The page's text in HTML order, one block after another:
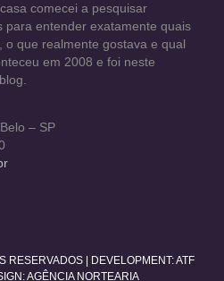
comecei a pesquisar
para entender exatamente quais
que realmente gostava e qual
em 2008 e foi neste
– SP
RESERVADOS | DEVELOPMENT:ATF
AGÊNCIA NORTEARIA